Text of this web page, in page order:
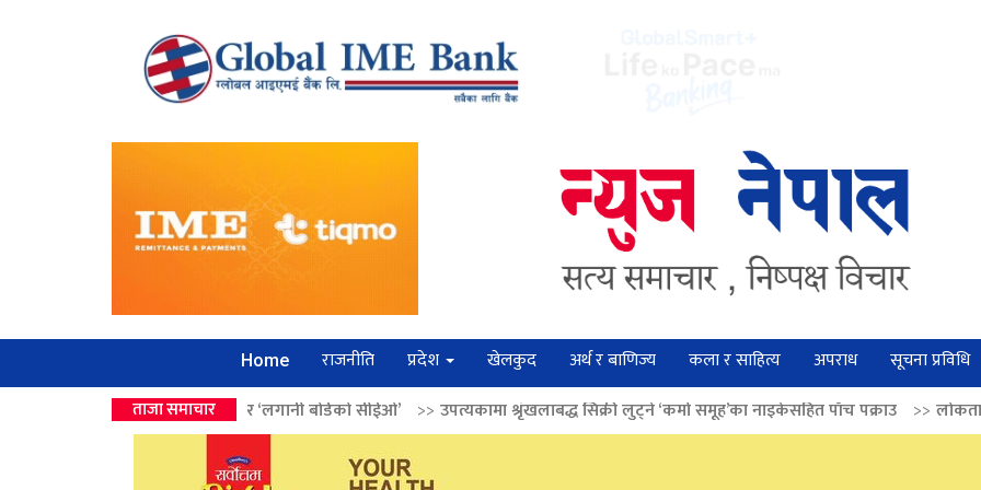
Home राजनीति प्रदेश खेलकुद अर्थ र बाणिज्य कला र साहित्य अपराध सूचना प्रविधि
ताजा समाचार
उपहार ‘लगानी बोर्डको सीईओ’ >>उपत्यकामा श्रृंखलाबद्ध सिक्री लुट्ने ‘कर्मा समूह’का नाइकेसहित पाँच पक्राउ >>लोकतान्त्रिक मूल्य सुदृढ